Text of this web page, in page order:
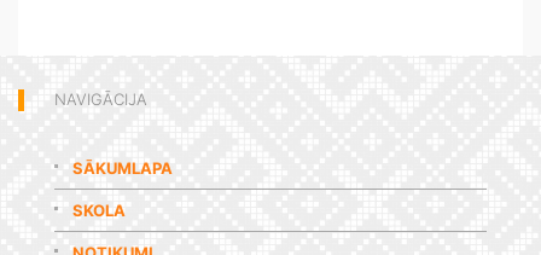
NAVIGĀCIJA
SĀKUMLAPA
SKOLA